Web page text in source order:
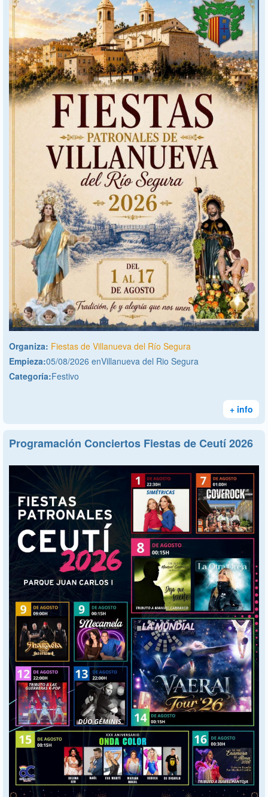
Organiza: Fiestas de Villanueva del Río Segura
Empieza:05/08/2026 enVillanueva del Rio Segura
Categoría:Festivo
+ info
Programación Conciertos Fiestas de Ceutí 2026